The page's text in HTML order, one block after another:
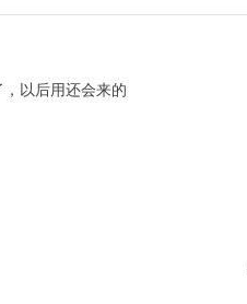
以后用还会来的